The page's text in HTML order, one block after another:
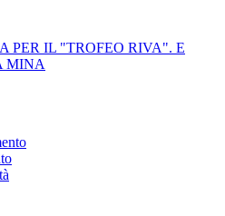
PER IL "TROFEO RIVA". E
MINA